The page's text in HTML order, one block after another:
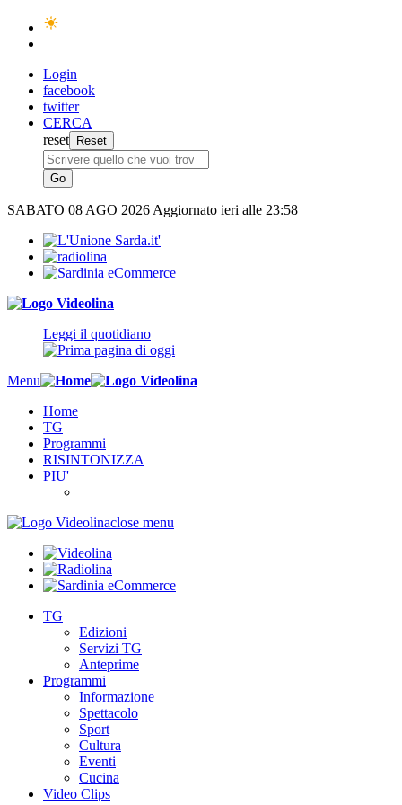
Login
facebook
twitter
CERCA
reset
SABATO 08 AGO 2026 Aggiornato ieri alle 23:58
Leggi il quotidiano
Menu
Home
TG
Programmi
RISINTONIZZA
PIU'
close menu
TG
Edizioni
Servizi TG
Anteprime
Programmi
Informazione
Spettacolo
Sport
Cultura
Eventi
Cucina
Video Clips